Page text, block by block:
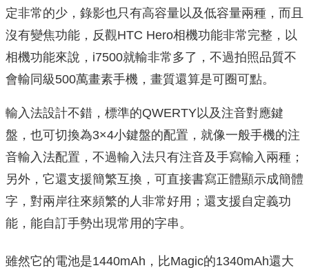
定非常的少，錄影也只有高容量以及低容量兩種，而且
沒有變焦功能，反觀HTC Hero相機功能非常完整，以
相機功能來說，i7500就輸非常多了，不過拍照品質不
會輸同級500萬畫素手機，畫質還算是可圈可點。
輸入法設計不錯，標準的QWERTY以及注音對應鍵
盤，也可切換為3×4小鍵盤的配置，就像一般手機的注
音輸入法配置，不過輸入法只有注音及手寫輸入兩種；
另外，它還支援簡繁互換，可直接書寫正體顯示成簡體
字，對兩岸往來頻繁的人非常好用；還支援自定義功
能，能自訂手勢出現常用的字串。
雖然它的電池是1440mAh，比Magic的1340mAh還大